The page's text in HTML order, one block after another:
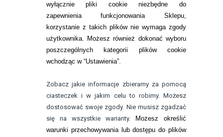
wyłącznie pliki cookie niezbędne do
zapewnienia funkcjonowania Sklepu,
korzystanie z takich plików nie wymaga zgody
użytkownika. Możesz również dokonać wyboru
poszczególnych kategorii plików cookie
wchodząc w “Ustawienia”.
Zobacz jakie informacje zbieramy za pomocą
ciasteczek i w jakim celu to robimy. Możesz
dostosować swoje zgody. Nie musisz zgadzać
się na wszystkie warianty.
Możesz określić
warunki przechowywania lub dostępu do plików
KONTAKT
telefon:
22 113 44 42
telefon:
732 08 08 72
kontakt@bezokularow.pl